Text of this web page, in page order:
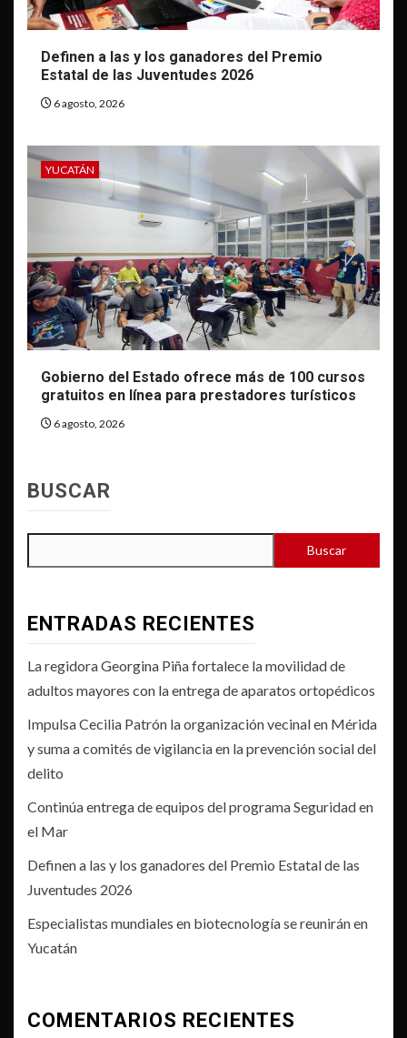
Definen a las y los ganadores del Premio
Estatal de las Juventudes 2026
6 agosto, 2026
YUCATÁN
Gobierno del Estado ofrece más de 100 cursos
gratuitos en línea para prestadores turísticos
6 agosto, 2026
BUSCAR
Buscar
ENTRADAS RECIENTES
La regidora Georgina Piña fortalece la movilidad de
adultos mayores con la entrega de aparatos ortopédicos
Impulsa Cecilia Patrón la organización vecinal en Mérida
y suma a comités de vigilancia en la prevención social del
delito
Continúa entrega de equipos del programa Seguridad en
el Mar
Definen a las y los ganadores del Premio Estatal de las
Juventudes 2026
Especialistas mundiales en biotecnología se reunirán en
Yucatán
COMENTARIOS RECIENTES